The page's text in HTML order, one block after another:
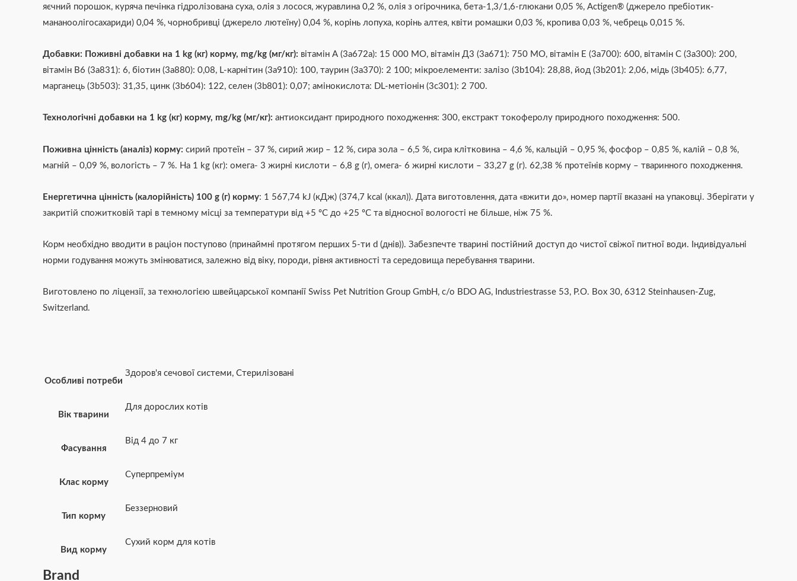
яєчний порошок, куряча печінка гідролізована суха, олія з лосося, журавлина 0,2 %, олія з огірочника, бета-1,3/1,6-глюкани 0,05 %, Actigen® (джерело пребіотик-
мананоолігосахариди) 0,04 %, чорнобривці (джерело лютеїну) 0,04 %, корінь лопуха, корінь алтея, квіти ромашки 0,03 %, кропива 0,03 %, чебрець 0,015 %.
Добавки: Поживні добавки на 1 kg (кг) корму, mg/kg (мг/кг): вітамін А (3a672a): 15 000 МО, вітамін Д3 (3a671): 750 МО, вітамін Е (3a700): 600, вітамін С (3a300): 200,
вітамін B6 (3a831): 6, біотин (3a880): 0,08, L-карнітин (3a910): 100, таурин (3a370): 2 100; мікроелементи: залізо (3b104): 28,88, йод (3b201): 2,06, мідь (3b405): 6,77,
марганець (3b503): 31,35, цинк (3b604): 122, селен (3b801): 0,07; амінокислота: DL-метіонін (3с301): 2 700.
Технологічні добавки на 1 kg (кг) корму, mg/kg (мг/кг): антиоксидант природного походження: 300, екстракт токоферолу природного походження: 500.
Поживна цінність (аналіз) корму: сирий протеїн – 37 %, сирий жир – 12 %, сира зола – 6,5 %, сира клітковина – 4,6 %, кальцій – 0,95 %, фосфор – 0,85 %, калій – 0,8 %,
магній – 0,09 %, вологість – 7 %. На 1 kg (кг): омега- 3 жирні кислоти – 6,8 g (г), омега- 6 жирні кислоти – 33,27 g (г). 62,38 % протеїнів корму – тваринного походження.
Енергетична цінність (калорійність) 100 g (г) корму: 1 567,74 kJ (кДж) (374,7 kcal (ккал)). Дата виготовлення, дата «вжити до», номер партії вказані на упаковці. Зберігати у
закритій спожитковій тарі в темному місці за температури від +5 ºС до +25 ºС та відносної вологості не більше, ніж 75 %.
Корм необхідно вводити в раціон поступово (принаймні протягом перших 5-ти d (днів)). Забезпечте тварині постійний доступ до чистої свіжої питної води. Індивідуальні
норми годування можуть змінюватися, залежно від віку, породи, рівня активності та середовища перебування тварини.
Виготовлено по ліцензії, за технологією швейцарської компанії Swiss Pet Nutrition Group GmbH, c/o BDO AG, Industriestrasse 53, P.O. Box 30, 6312 Steinhausen-Zug,
Switzerland.
Особливі потреби
Здоров'я сечової системи, Стерилізовані
Вік тварини
Для дорослих котів
Фасування
Від 4 до 7 кг
Клас корму
Суперпреміум
Тип корму
Беззерновий
Вид корму
Сухий корм для котів
Brand